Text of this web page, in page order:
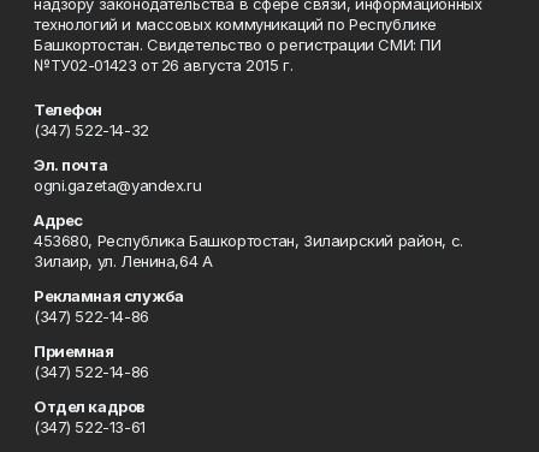
технологий и массовых коммуникаций по Республике
Башкортостан. Свидетельство о регистрации СМИ: ПИ
№ТУ02-01423 от 26 августа 2015 г.
Телефон
(347) 522-14-32
Эл. почта
ogni.gazeta@yandex.ru
Адрес
453680, Республика Башкортостан, Зилаирский район, с.
Зилаир, ул. Ленина,64 А
Рекламная служба
(347) 522-14-86
Приемная
(347) 522-14-86
Отдел кадров
(347) 522-13-61